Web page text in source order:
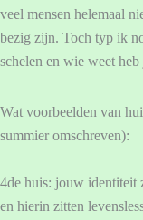
veel mensen helemaal
bezig zijn. Toch typ ik
schelen en wie weet
Wat voorbeelden van
summier omschreven):
4de huis: jouw identiteit
en hierin zitten